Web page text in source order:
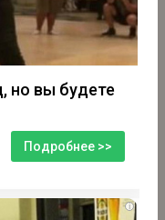
но вы будете
Подробнее >>
i